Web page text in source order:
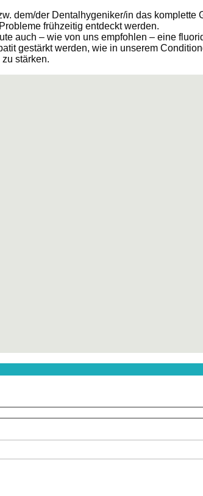
dem/der Dentalhygeniker/in das komplette
frühzeitig entdeckt werden.
auch – wie von uns empfohlen – eine
gestärkt werden, wie in unserem
stärken.